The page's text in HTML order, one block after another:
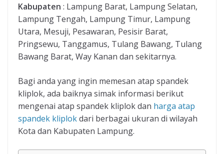
Kabupaten : Lampung Barat, Lampung Selatan,
Lampung Tengah, Lampung Timur, Lampung
Utara, Mesuji, Pesawaran, Pesisir Barat,
Pringsewu, Tanggamus, Tulang Bawang, Tulang
Bawang Barat, Way Kanan dan sekitarnya.
Bagi anda yang ingin memesan atap spandek
kliplok, ada baiknya simak informasi berikut
mengenai atap spandek kliplok dan harga atap
spandek kliplokdari berbagai ukuran di wilayah
Kota dan Kabupaten Lampung.